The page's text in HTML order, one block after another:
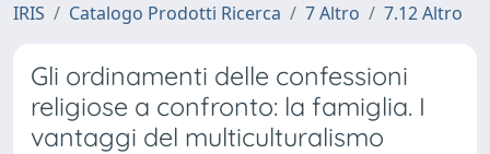
IRIS Catalogo Prodotti Ricerca 7 Altro 7.12 Altro
Gli ordinamenti delle confessioni
religiose a confronto: la famiglia. I
vantaggi del multiculturalismo